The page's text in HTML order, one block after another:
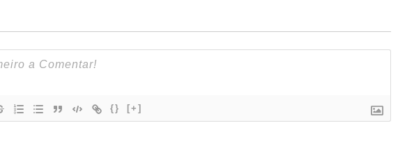
{} [+]